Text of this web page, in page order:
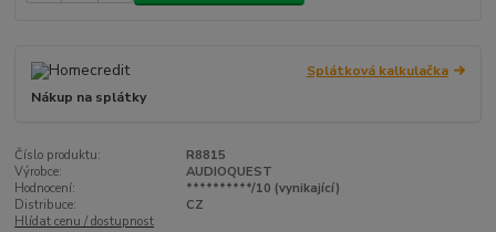
Splátková kalkulačka
Nákup na splátky
Číslo produktu:
R8815
Výrobce:
AUDIOQUEST
Hodnocení:
**********/10 (vynikající)
Distribuce:
CZ
Hlídat cenu / dostupnost